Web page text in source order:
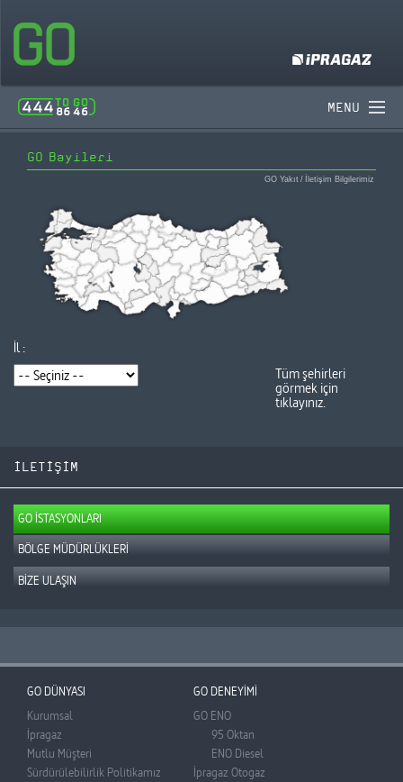
MENU
GO Yakıt / İletişim Bilgilerimiz
GO Bayileri
İl :
Tüm şehirleri
görmek için
tıklayınız.
İLETİŞİM
GO İSTASYONLARI
BÖLGE MÜDÜRLÜKLERİ
BİZE ULAŞIN
GO DÜNYASI
Kurumsal
İpragaz
Mutlu Müşteri
Sürdürülebilirlik Politikamız
GO DENEYİMİ
GO ENO
95 Oktan
ENO Diesel
İpragaz Otogaz